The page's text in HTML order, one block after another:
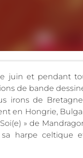
juin et pendant
de bande
irons de
en Hongrie,
» de
harpe celtique